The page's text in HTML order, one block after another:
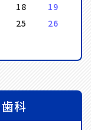
18
19
25
26
科